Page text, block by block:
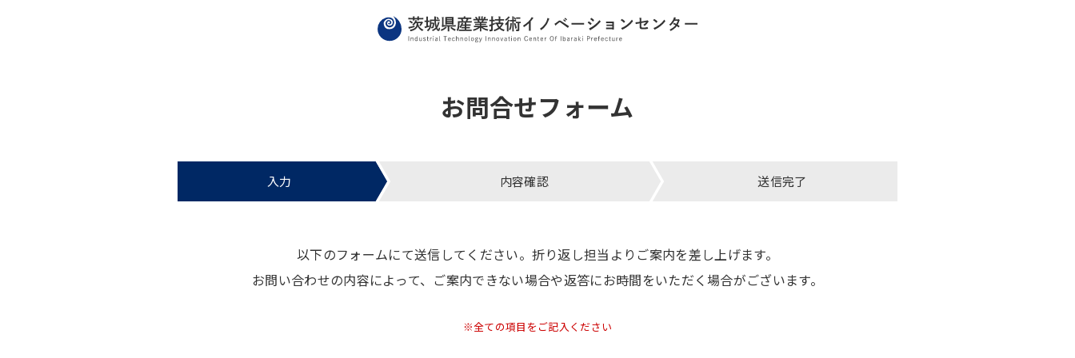
お問合せフォーム
入力 内容確認 送信完了
以下のフォームにて送信してください。折り返し担当よりご案内を差し上げます。
お問い合わせの内容によって、ご案内できない場合や返答にお時間をいただく場合がございます。
※全ての項目をご記入ください